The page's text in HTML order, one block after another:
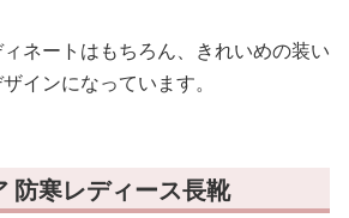
ネートはもちろん、きれいめの装い
インになっています。
防寒レディース長靴